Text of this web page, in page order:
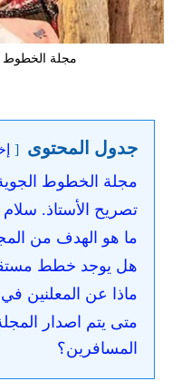
مجلة الخطوط
جدول المحتوى
مجلة الخطوط الجوية
تصريح الأستاذ.
ما هو الهدف من
هل يوجد خطط
ماذا عن المعلنين
متى يتم اصدار
المسافرين؟